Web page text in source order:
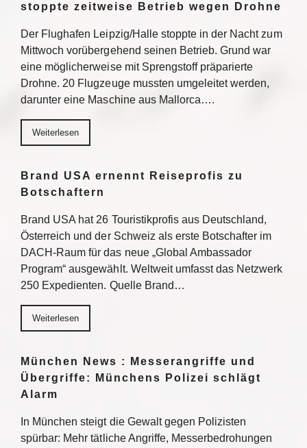
stoppte zeitweise Betrieb wegen Drohne
Der Flughafen Leipzig/Halle stoppte in der Nacht zum
Mittwoch vorübergehend seinen Betrieb. Grund war
eine möglicherweise mit Sprengstoff präparierte
Drohne. 20 Flugzeuge mussten umgeleitet werden,
darunter eine Maschine aus Mallorca….
Weiterlesen
Brand USA ernennt Reiseprofis zu
Botschaftern
Brand USA hat 26 Touristikprofis aus Deutschland,
Österreich und der Schweiz als erste Botschafter im
DACH-Raum für das neue „Global Ambassador
Program“ ausgewählt. Weltweit umfasst das Netzwerk
250 Expedienten. Quelle Brand…
Weiterlesen
München News : Messerangriffe und
Übergriffe: Münchens Polizei schlägt
Alarm
In München steigt die Gewalt gegen Polizisten
spürbar: Mehr tätliche Angriffe, Messerbedrohungen